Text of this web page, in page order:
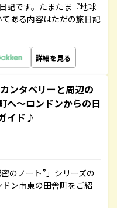
記です。たまたま『地球
ある内容はただの旅日記
詳細を見る
ンタベリーと周辺の
へ～ロンドンからの日
イド♪
のノート”」シリーズの
ン南東の田舎町をご紹